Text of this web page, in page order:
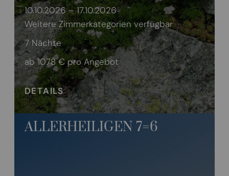
10.10.2026 – 17.10.2026
Weitere Zimmerkategorien verfügbar
7 Nächte
ab 1078 €pro Angebot
DETAILS
ALLERHEILIGEN 7=6